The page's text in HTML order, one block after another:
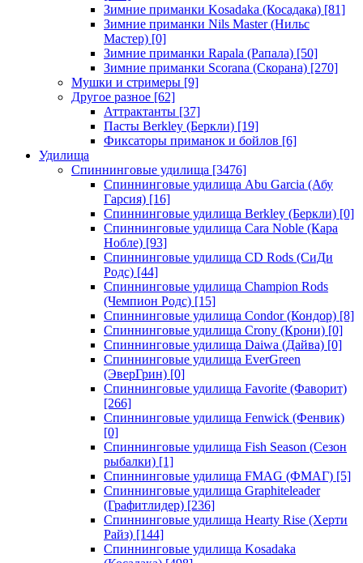
Зимние приманки Kosadaka (Косадака) [81]
Зимние приманки Nils Master (Нильс
Мастер) [0]
Зимние приманки Rapala (Рапала) [50]
Зимние приманки Scorana (Скорана) [270]
Мушки и стримеры [9]
Другое разное [62]
Аттрактанты [37]
Пасты Berkley (Беркли) [19]
Фиксаторы приманок и бойлов [6]
Удилища
Спиннинговые удилища [3476]
Спиннинговые удилища Abu Garcia (Абу
Гарсия) [16]
Спиннинговые удилища Berkley (Беркли) [0]
Спиннинговые удилища Cara Noble (Кара
Нобле) [93]
Спиннинговые удилища CD Rods (СиДи
Родс) [44]
Спиннинговые удилища Champion Rods
(Чемпион Родс) [15]
Спиннинговые удилища Condor (Кондор) [8]
Спиннинговые удилища Crony (Крони) [0]
Спиннинговые удилища Daiwa (Дайва) [0]
Спиннинговые удилища EverGreen
(ЭверГрин) [0]
Спиннинговые удилища Favorite (Фаворит)
[266]
Спиннинговые удилища Fenwick (Фенвик)
[0]
Спиннинговые удилища Fish Season (Сезон
рыбалки) [1]
Спиннинговые удилища FMAG (ФМАГ) [5]
Спиннинговые удилища Graphiteleader
(Графитлидер) [236]
Спиннинговые удилища Hearty Rise (Херти
Райз) [144]
Спиннинговые удилища Kosadaka